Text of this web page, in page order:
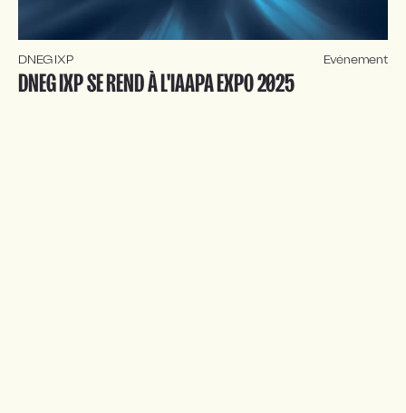
DNEG IXP Événement
DNEG IXP SE REND À L'IAAPA EXPO 2025